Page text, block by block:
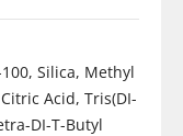
100, Silica, Methyl
Acid, Tris(DI-
DI-T-Butyl